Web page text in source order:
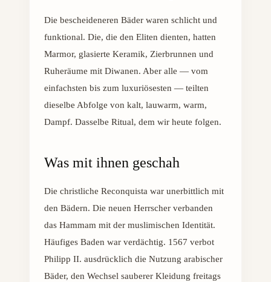
Die bescheideneren Bäder waren schlicht und
funktional. Die, die den Eliten dienten, hatten
Marmor, glasierte Keramik, Zierbrunnen und
Ruheräume mit Diwanen. Aber alle — vom
einfachsten bis zum luxuriösesten — teilten
dieselbe Abfolge von kalt, lauwarm, warm,
Dampf. Dasselbe Ritual, dem wir heute folgen.
Was mit ihnen geschah
Die christliche Reconquista war unerbittlich mit
den Bädern. Die neuen Herrscher verbanden
das Hammam mit der muslimischen Identität.
Häufiges Baden war verdächtig. 1567 verbot
Philipp II. ausdrücklich die Nutzung arabischer
Bäder, den Wechsel sauberer Kleidung freitags